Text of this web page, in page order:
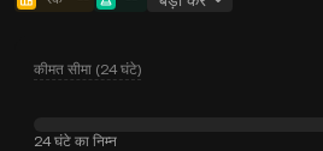
कीमत सीमा (24 घंटे)
24 घंटे का निम्न